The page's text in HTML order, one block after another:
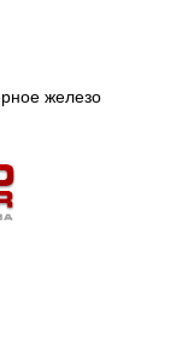
железо